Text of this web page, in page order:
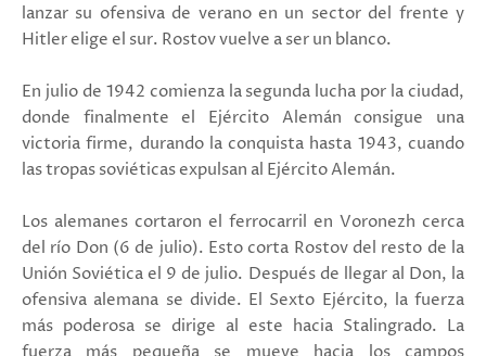
lanzar su ofensiva de verano en un sector del frente y
Hitler elige el sur. Rostov vuelve a ser un blanco.
En julio de 1942 comienza la segunda lucha por la ciudad,
donde finalmente el Ejército Alemán consigue una
victoria firme, durando la conquista hasta 1943, cuando
las tropas soviéticas expulsan al Ejército Alemán.
Los alemanes cortaron el ferrocarril en Voronezh cerca
del río Don (6 de julio). Esto corta Rostov del resto de la
Unión Soviética el 9 de julio. Después de llegar al Don, la
ofensiva alemana se divide. El Sexto Ejército, la fuerza
más poderosa se dirige al este hacia Stalingrado. La